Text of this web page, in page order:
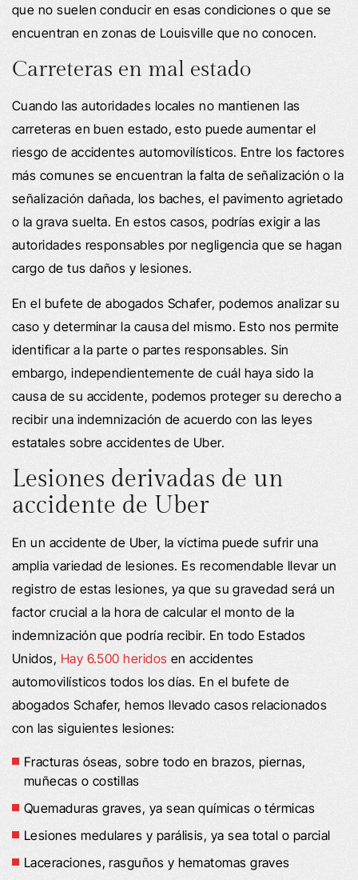
que no suelen conducir en esas condiciones o que se
encuentran en zonas de Louisville que no conocen.
Carreteras en mal estado
Cuando las autoridades locales no mantienen las
carreteras en buen estado, esto puede aumentar el
riesgo de accidentes automovilísticos. Entre los factores
más comunes se encuentran la falta de señalización o la
señalización dañada, los baches, el pavimento agrietado
o la grava suelta. En estos casos, podrías exigir a las
autoridades responsables por negligencia que se hagan
cargo de tus daños y lesiones.
En el bufete de abogados Schafer, podemos analizar su
caso y determinar la causa del mismo. Esto nos permite
identificar a la parte o partes responsables. Sin
embargo, independientemente de cuál haya sido la
causa de su accidente, podemos proteger su derecho a
recibir una indemnización de acuerdo con las leyes
estatales sobre accidentes de Uber.
Lesiones derivadas de un
accidente de Uber
En un accidente de Uber, la víctima puede sufrir una
amplia variedad de lesiones. Es recomendable llevar un
registro de estas lesiones, ya que su gravedad será un
factor crucial a la hora de calcular el monto de la
indemnización que podría recibir. En todo Estados
Unidos, Hay 6.500 heridos en accidentes
automovilísticos todos los días. En el bufete de
abogados Schafer, hemos llevado casos relacionados
con las siguientes lesiones:
Fracturas óseas, sobre todo en brazos, piernas,
muñecas o costillas
Quemaduras graves, ya sean químicas o térmicas
Lesiones medulares y parálisis, ya sea total o parcial
Laceraciones, rasguños y hematomas graves